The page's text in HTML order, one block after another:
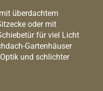
überdachtem
oder mit
für viel Licht
Gartenhäuser
und schlichter